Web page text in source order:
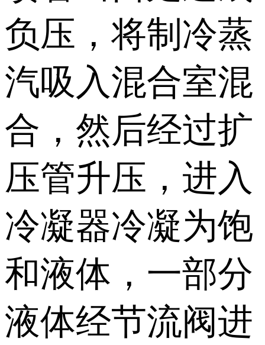
负压，将制冷蒸
汽吸入混合室混
合，然后经过扩
压管升压，进入
冷凝器冷凝为饱
和液体，一部分
液体经节流阀进